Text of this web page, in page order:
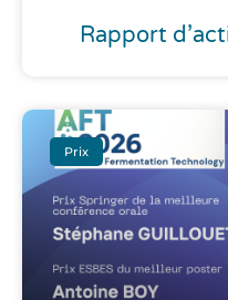
Rapport
Prix